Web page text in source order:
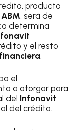
producto
ABM, será de
determina
y el resto
.
el
a otorgar para
del Infonavit
del crédito.